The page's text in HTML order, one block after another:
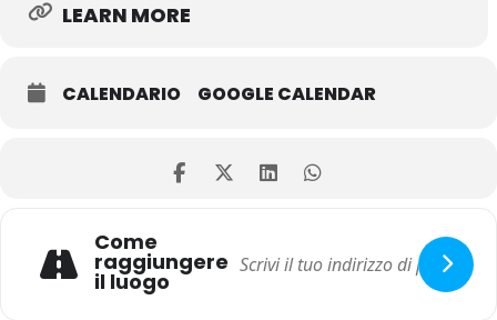
LEARN MORE
CALENDARIO GOOGLE CALENDAR
Come
raggiungere
il luogo